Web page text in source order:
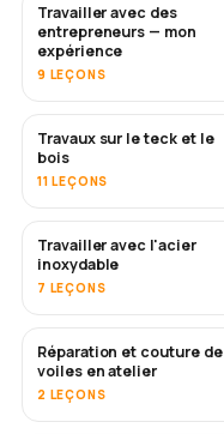
BIENTÔT
Travailler avec des
entrepreneurs — mon
expérience
9 LEÇONS
Travaux sur le teck et le
bois
11 LEÇONS
BIENTÔT
Travailler avec l'acier
inoxydable
7 LEÇONS
BIENTÔT
Réparation et couture de
voiles en atelier
2 LEÇONS